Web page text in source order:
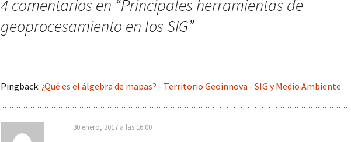
a
entrada
4 comentarios en “Principales herramientas de
geoprocesamiento en los SIG”
Pingback: ¿Qué es el álgebra de mapas? - Territorio Geoinnova - SIG y Medio Ambiente
30 enero, 2017 a las 16:00